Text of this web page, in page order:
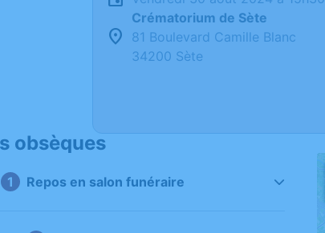
Crématorium de Sète
81 Boulevard Camille Blanc
34200 Sète
obsèques
Repos en salon funéraire